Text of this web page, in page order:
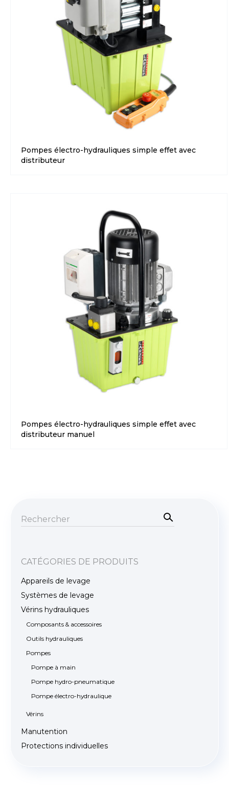
Pompes électro-hydrauliques simple effet avec
distributeur
Pompes électro-hydrauliques simple effet avec
distributeur manuel
Recherche
her
che
CATÉGORIES DE PRODUITS
Appareils de levage
Systèmes de levage
Vérins hydrauliques
Composants & accessoires
Outils hydrauliques
Pompes
Pompe à main
Pompe hydro-pneumatique
Pompe électro-hydraulique
Vérins
Manutention
Protections individuelles